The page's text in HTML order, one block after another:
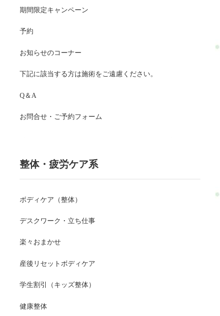
期間限定キャンペーン
予約
お知らせのコーナー
下記に該当する方は施術をご遠慮ください。
Q＆A
お問合せ・ご予約フォーム
整体・疲労ケア系
ボディケア（整体）
デスクワーク・立ち仕事
楽々おまかせ
産後リセットボディケア
学生割引（キッズ整体）
健康整体